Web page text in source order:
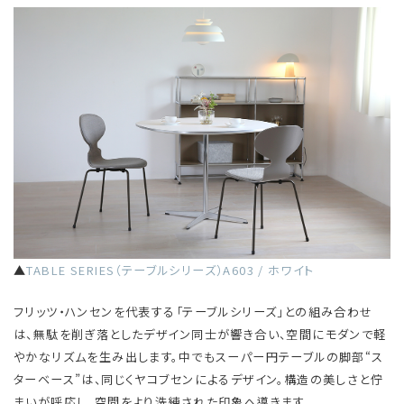
▲TABLE SERIES（テーブルシリーズ）A603 / ホワイト
フリッツ・ハンセンを代表する「テーブルシリーズ」との組み合わせ
は、無駄を削ぎ落としたデザイン同士が響き合い、空間にモダンで軽
やかなリズムを生み出します。中でもスーパー円テーブルの脚部“ス
ターベース”は、同じくヤコブセンによるデザイン。構造の美しさと佇